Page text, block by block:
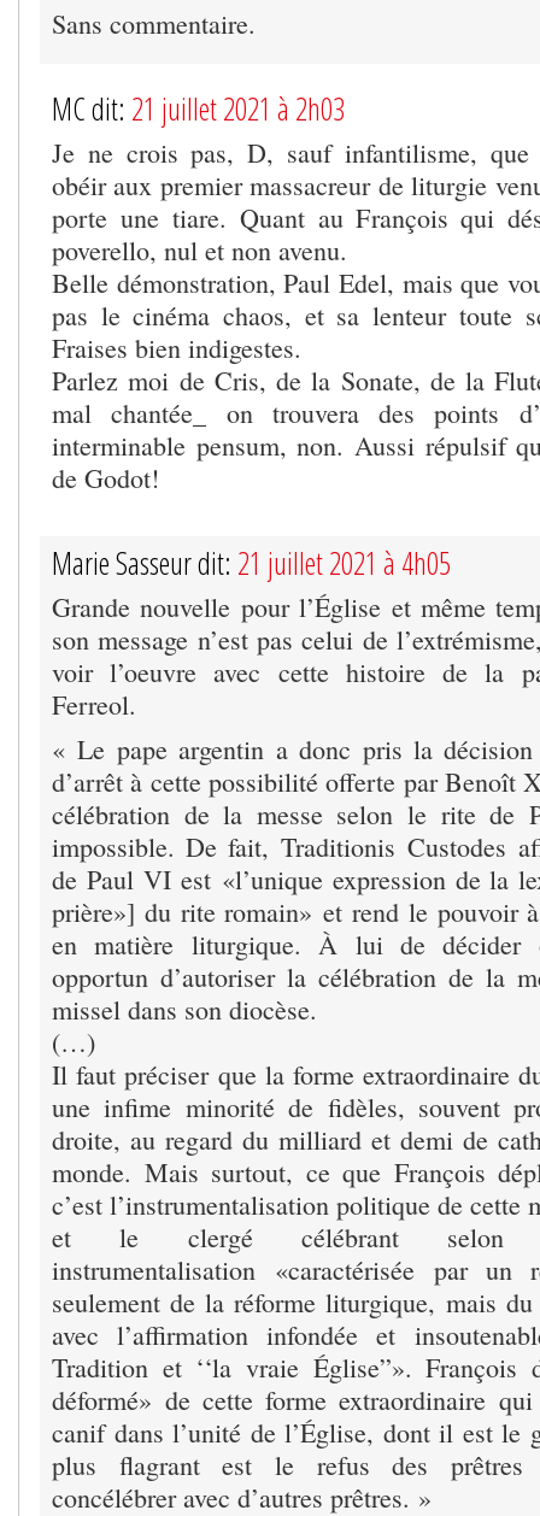
Sans commentaire.
MC dit: 21 juillet 2021 à 2h03
Je ne crois pas, D, sauf infantilisme, que
obéir aux premier massacreur de liturgie
porte une tiare. Quant au François qui
poverello, nul et non avenu.
Belle démonstration, Paul Edel, mais que
pas le cinéma chaos, et sa lenteur toute
Fraises bien indigestes.
Parlez moi de Cris, de la Sonate, de la
mal chantée_ on trouvera des points
interminable pensum, non. Aussi répulsif
de Godot!
Marie Sasseur dit: 21 juillet 2021 à 4h05
Grande nouvelle pour l’Église et même
son message n’est pas celui de
voir l’oeuvre avec cette histoire de la
Ferreol.
« Le pape argentin a donc pris la
d’arrêt à cette possibilité offerte par Benoît
célébration de la messe selon le rite de
impossible. De fait, Traditionis Custodes
de Paul VI est «l’unique expression de la
prière»] du rite romain» et rend le pouvoir
en matière liturgique. À lui de décider
opportun d’autoriser la célébration de la
missel dans son diocèse.
(…)
Il faut préciser que la forme extraordinaire
une infime minorité de fidèles, souvent
droite, au regard du milliard et demi de
monde. Mais surtout, ce que François
c’est l’instrumentalisation politique de cette
et le clergé célébrant selon
instrumentalisation «caractérisée par un
seulement de la réforme liturgique, mais
avec l’affirmation infondée et
Tradition et ‘‘la vraie Église”». François
déformé» de cette forme extraordinaire
canif dans l’unité de l’Église, dont il est le
plus flagrant est le refus des prêtres
concélébrer avec d’autres prêtres. »